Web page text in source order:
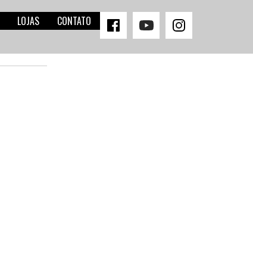
LOJAS CONTATO